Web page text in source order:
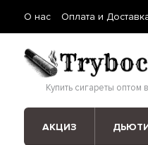
О нас Оплата и
Купить сигареты оптом
АКЦИЗ